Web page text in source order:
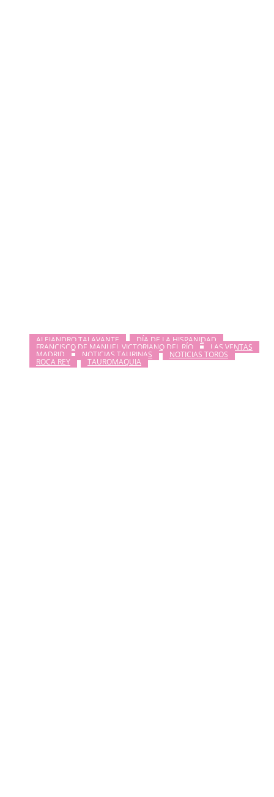
ALEJANDRO TALAVANTE DÍA DE LA HISPANIDAD
FRANCISCO DE MANUEL VICTORIANO DEL RÍO LAS VENTAS
MADRID NOTICIAS TAURINAS NOTICIAS TOROS
ROCA REY TAUROMAQUIA